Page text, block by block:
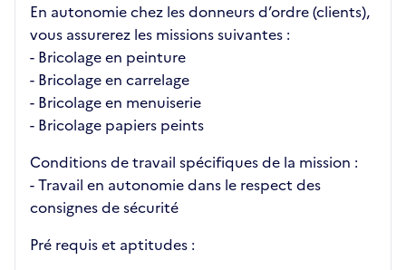
En autonomie chez les donneurs d’ordre (clients),
vous assurerez les missions suivantes :
- Bricolage en peinture
- Bricolage en carrelage
- Bricolage en menuiserie
- Bricolage papiers peints
Conditions de travail spécifiques de la mission :
- Travail en autonomie dans le respect des
consignes de sécurité
Pré requis et aptitudes :